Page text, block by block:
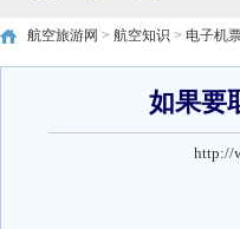
航空旅游网 > 航空知识 > 电子机
如果要
http://